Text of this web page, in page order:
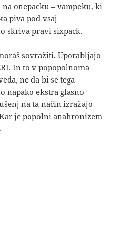
onepacku – vampeku, ki
piva pod vsaj
skriva pravi sixpack.
sovražiti. Uporabljajo
In to v popopolnoma
ne da bi se tega
napako ekstra glasno
na ta način izražajo
je popolni anahronizem